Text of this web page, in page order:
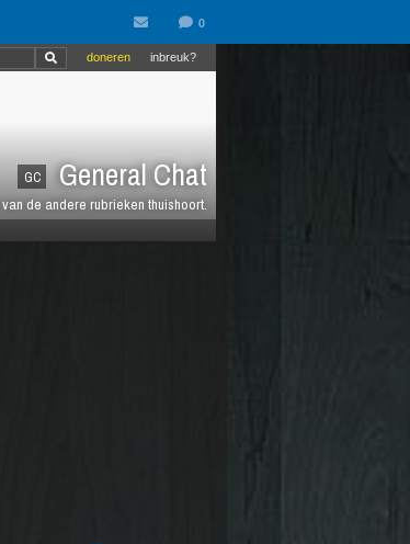
GC General Chat
de andere rubrieken thuishoort.
inbreuk?
doneren